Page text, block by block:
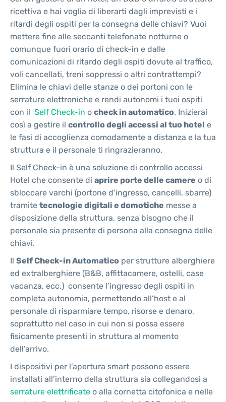
ricettiva e hai voglia di liberarti dagli imprevisti e i
ritardi degli ospiti per la consegna delle chiavi? Vuoi
mettere fine alle seccanti telefonate notturne o
comunque fuori orario di check-in e dalle
comunicazioni di ritardo degli ospiti dovute al traffico,
voli cancellati, treni soppressi o altri contrattempi?
Elimina le chiavi delle stanze o dei portoni con le
serrature elettroniche e rendi autonomi i tuoi ospiti
con il Self Check-in o check in automatico. Inizierai
così a gestire il controllo degli accessi al tuo hotel e
le fasi di accoglienza comodamente a distanza e la tua
struttura e il personale ti ringrazieranno.
Il Self Check-in è una soluzione di controllo accessi
Hotel che consente di aprire porte delle camere o di
sbloccare varchi (portone d’ingresso, cancelli, sbarre)
tramite tecnologie digitali e domotiche messe a
disposizione della struttura, senza bisogno che il
personale sia presente di persona alla consegna delle
chiavi.
Il Self Check-in Automatico per strutture alberghiere
ed extralberghiere (B&B, affittacamere, ostelli, case
vacanza, ecc.) consente l’ingresso degli ospiti in
completa autonomia, permettendo all’host e al
personale di risparmiare tempo, risorse e denaro,
soprattutto nel caso in cui non si possa essere
fisicamente presenti in struttura al momento
dell’arrivo.
I dispositivi per l’apertura smart possono essere
installati all’interno della struttura sia collegandosi a
serrature elettrificate o alla cornetta citofonica e nelle